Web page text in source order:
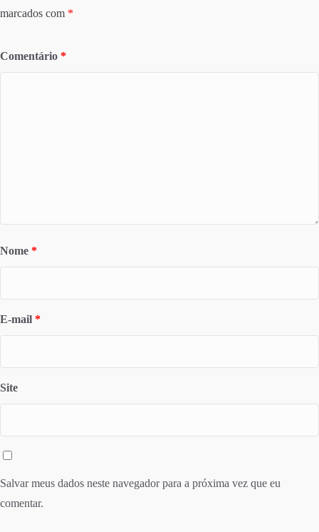
marcados com *
Comentário *
Nome *
E-mail *
Site
Salvar meus dados neste navegador para a próxima vez que eu
comentar.